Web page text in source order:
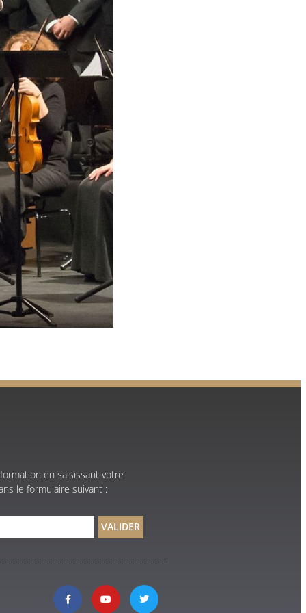
en saisissant votre
le formulaire suivant :
VALIDER